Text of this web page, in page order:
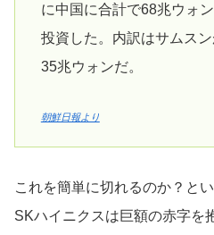
に中国に合計で68兆ウォ
投資した。内訳はサムス
35兆ウォンだ。
朝鮮日報より
これを簡単に切れるのか？と
SKハイニクスは巨額の赤字を